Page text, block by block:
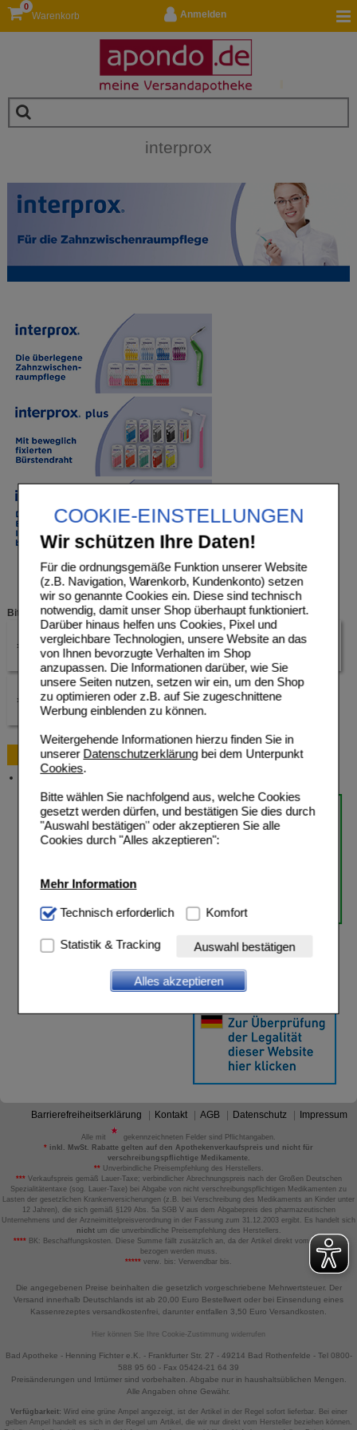
COOKIE-EINSTELLUNGEN
Wir schützen Ihre Daten!
Für die ordnungsgemäße Funktion unserer Website
(z.B. Navigation, Warenkorb, Kundenkonto) setzen
wir so genannte Cookies ein. Diese sind technisch
notwendig, damit unser Shop überhaupt funktioniert.
Darüber hinaus helfen uns Cookies, Pixel und
vergleichbare Technologien, unsere Website an das
von Ihnen bevorzugte Verhalten im Shop
anzupassen. Die Informationen darüber, wie Sie
unsere Seiten nutzen, setzen wir ein, um den Shop
zu optimieren oder z.B. auf Sie zugeschnittene
Werbung einblenden zu können.
Weitergehende Informationen hierzu finden Sie in
unserer Datenschutzerklärungbei dem Unterpunkt
Cookies.
Bitte wählen Sie nachfolgend aus, welche Cookies
gesetzt werden dürfen, und bestätigen Sie dies durch
"Auswahl bestätigen" oder akzeptieren Sie alle
Cookies durch "Alles akzeptieren":
Mehr Information
Technisch Notwendig:Hierbei handelt es sich um
Website notwendig sind (z.B. Navigation, Warenkorb,
Kundenkonto), weshalb auf diese nicht verzichtet
werden kann.
Einkaufserlebnis noch ansprechender zu gestalten,
beispielsweise für die Wiedererkennung des
Besuchers oder unsere Seite an bevorzugte
Verhaltensweisen (z.B. Spracheinstellung)
anzupassen. Komfort-Cookies ermöglichen es uns
auch auf Ihre Bedürfnisse zugeschrittene Inhalte
betreiben.
Statistik & Tracking:Hierüber lassen sich
Informationen über die Art und Weise der Nutzung
unserer Website sammeln, mit deren Hilfe wir unsere
Website weiter für Sie optimieren können, den Inhalt
auf unserer Website aber auch die Werbung auf
Drittseiten möglichst relevant für Sie zu gestalten.
Bitte beachten Sie, dass Daten hierfür teilweise an
Dritte wie z.B. Google oder soziale Medien
übertragen werden.
Technisch erforderlich Komfort
Statistik & Tracking Auswahl bestätigen
Alles akzeptieren
Anmelden
Warenkorb
0
interprox
Bitte klicken Sie auf eine der Unterkategorien.
interprox plus interprox regular
interprox gel
Bestellung
Versandkosten
Barrierefreiheitserklärung Kontakt AGB Datenschutz Impressum
Alle mit
gekennzeichneten Felder sind Pflichtangaben.
* inkl. MwSt. Rabatte gelten auf den Apothekenverkaufspreis und nicht für
verschreibungspflichtige Medikamente.
**Unverbindliche Preisempfehlung des Herstellers.
***Verkaufspreis gemäß Lauer-Taxe; verbindlicher Abrechnungspreis nach der Großen Deutschen
Spezialitätentaxe (sog. Lauer-Taxe) bei Abgabe von nicht verschreibungspflichtigen Medikamenten zu
Lasten der gesetzlichen Krankenversicherungen (z.B. bei Verschreibung des Medikaments an Kinder unter
12 Jahren), die sich gemäß §129 Abs. 5a SGB V aus dem Abgabepreis des pharmazeutischen
Unternehmens und der Arzneimittelpreisverordnung in der Fassung zum 31.12.2003 ergibt. Es handelt sich
nichtum die unverbindliche Preisempfehlung des Herstellers.
**** BK: Beschaffungskosten. Diese Summe fällt zusätzlich an, da der Artikel direkt vom Hersteller
bezogen werden muss.
***** verw. bis: Verwendbar bis.
Die angegebenen Preise beinhalten die gesetzlich vorgeschriebene Mehrwertsteuer. Der
Versand innerhalb Deutschlands ist ab 20,00 Euro Bestellwert oder bei Einsendung eines
Kassenrezeptes versandkostenfrei, darunter entfallen 3,50 Euro Versandkosten.
Hier können Sie Ihre Cookie-Zustimmung widerrufen
Bad Apotheke - Henning Fichter e.K. - Frankfurter Str. 27 - 49214 Bad Rothenfelde - Tel 0800-
588 95 60 - Fax 05424-21 64 39
Preisänderungen und Irrtümer sind vorbehalten. Abgabe nur in haushaltsüblichen Mengen.
Alle Angaben ohne Gewähr.
Verfügbarkeit: Wird eine grüne Ampel angezeigt, ist der Artikel in der Regel sofort lieferbar. Bei einer
gelben Ampel handelt es sich in der Regel um Artikel, die wir nur direkt vom Hersteller beziehen können.